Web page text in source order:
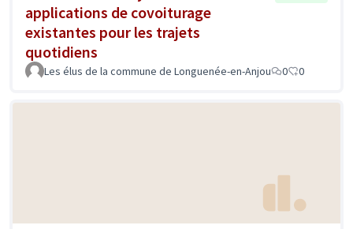
applications de covoiturage
existantes pour les trajets
quotidiens
Les élus de la commune de Longuenée-en-Anjou 0 0